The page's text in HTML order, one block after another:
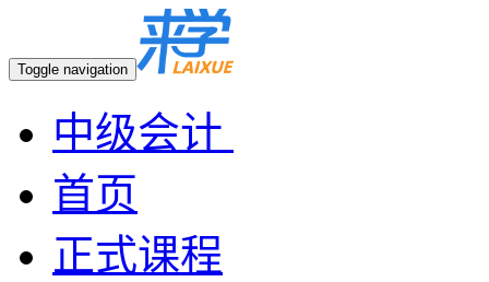
Toggle navigation
中级会计
首页
正式课程